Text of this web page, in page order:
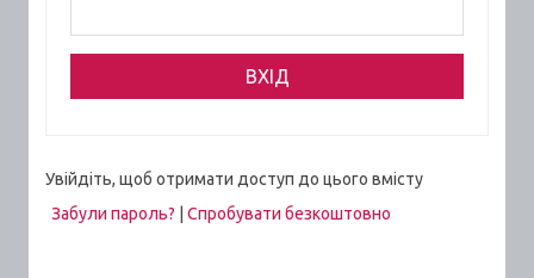
Увійдіть, щоб отримати доступ до цього вмісту
Забули пароль?
Спробувати безкоштовно